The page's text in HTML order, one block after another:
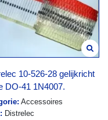
10-526-28 gelijkricht
DO-41 1N4007.
Accessoires
Distrelec